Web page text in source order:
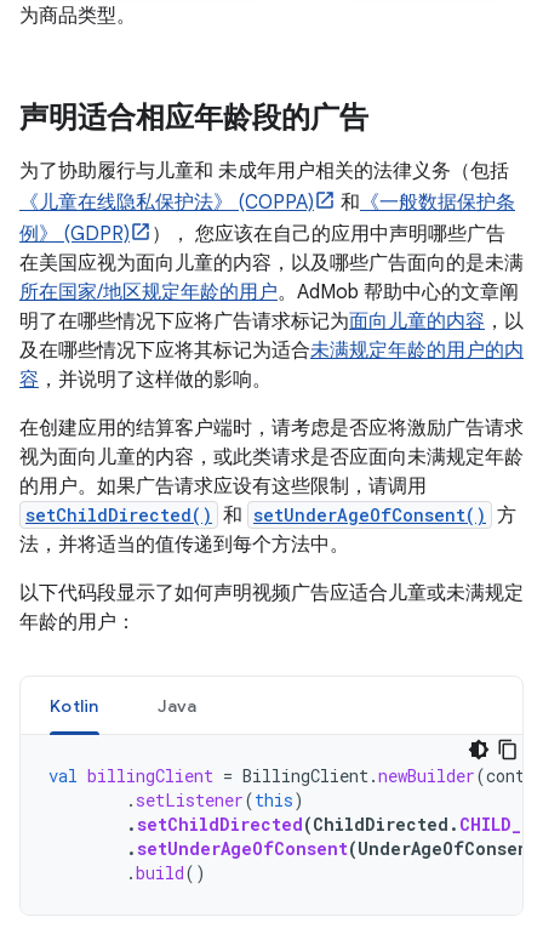
为商品类型。
声明适合相应年龄段的广告
为了协助履行与儿童和 未成年用户相关的法律义务（包括
《儿童在线隐私保护法》 (COPPA)
和 《一般数据保护条
例》 (GDPR)
）， 您应该在自己的应用中声明哪些广告
在美国应视为面向儿童的内容，以及哪些广告面向的是未满
所在国家/地区规定年龄的用户。AdMob 帮助中心的文章阐
明了在哪些情况下应将广告请求标记为面向儿童的内容 ，以
及在哪些情况下应将其标记为适合未满规定年龄的用户的内
容 ，并说明了这样做的影响。
在创建应用的结算客户端时，请考虑是否应将激励广告请求
视为面向儿童的内容，或此类请求是否应面向未满规定年龄
的用户。如果广告请求应设有这些限制，请调用
setChildDirected() 和 setUnderAgeOfConsent() 方
法，并将适当的值传递到每个方法中。
以下代码段显示了如何声明视频广告应适合儿童或未满规定
年龄的用户：
Kotlin Java
val billingClient = BillingClient.newBuilder(
. setListener(this)
.setChildDirected(ChildDirected .
.setUnderAgeOfConsent(UnderAgeOfConsent
.build()